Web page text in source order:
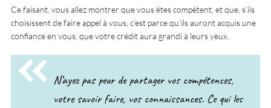
Ce faisant, vous allez montrer que vous êtes compétent, et que, s’ils
choisissent de faire appel à vous, c’est parce qu’ils auront acquis une
confiance en vous, que votre crédit aura grandi à leurs yeux.
N’ayez pas peur de partager vos compétences,
votre savoir faire, vos connaissances. Ce qui les